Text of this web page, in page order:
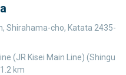
Shirahama-cho, Katata 2435-
(JR Kisei Main Line) (Shingu
km